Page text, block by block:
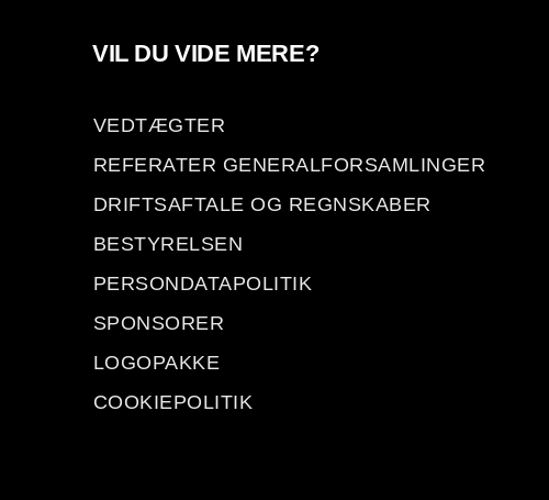
VIL DU VIDE MERE?
VEDTÆGTER
REFERATER GENERALFORSAMLINGER
DRIFTSAFTALE OG REGNSKABER
BESTYRELSEN
PERSONDATAPOLITIK
SPONSORER
LOGOPAKKE
COOKIEPOLITIK